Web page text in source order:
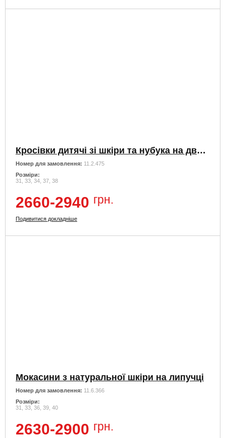
Кросівки дитячі зі шкіри та нубука на двох липучках
Номер для замовлення: 11.2.475
Розміри:
31, 33, 34, 37, 38
2660-2940 грн.
Подивитися докладніше
Мокасини з натуральної шкіри на липучці
Номер для замовлення: 11.6.366
Розміри:
31, 33, 36, 39, 40
2630-2900 грн.